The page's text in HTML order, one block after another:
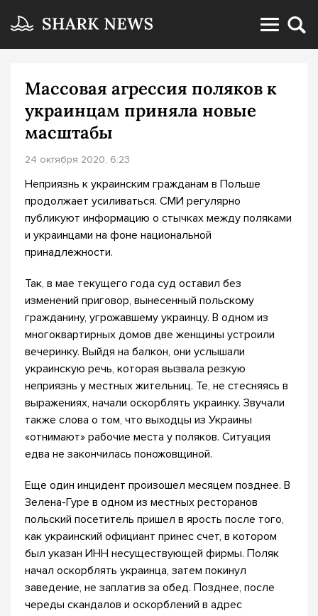
Массовая агрессия поляков к
украинцам приняла новые
масштабы
24 октября 2020, 6:23
Неприязнь к украинским гражданам в Польше
продолжает усиливаться. СМИ регулярно
публикуют информацию о стычках между поляками
и украинцами на фоне национальной
принадлежности.
Так, в мае текущего года суд оставил без
изменений приговор, вынесенный польскому
гражданину, угрожавшему украинцу. В одном из
многоквартирных домов две женщины устроили
вечеринку. Выйдя на балкон, они услышали
украинскую речь, которая вызвала резкую
неприязнь у местных жительниц. Те, не стесняясь в
выражениях, начали оскорблять украинку. Звучали
также слова о том, что выходцы из Украины
«отнимают» рабочие места у поляков. Ситуация
едва не закончилась поножовщиной.
Еще один инцидент произошел месяцем позднее. В
Зелена-Гуре в одном из местных ресторанов
польский посетитель пришел в ярость после того,
как украинский официант принес счет, в котором
был указан ИНН несуществующей фирмы. Поляк
начал оскорблять украинца, затем покинул
заведение, не заплатив за обед. Позднее, после
череды скандалов и оскорблений в адрес